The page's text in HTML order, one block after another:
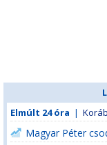
Elmúlt 24 óra |
Magyar Péter